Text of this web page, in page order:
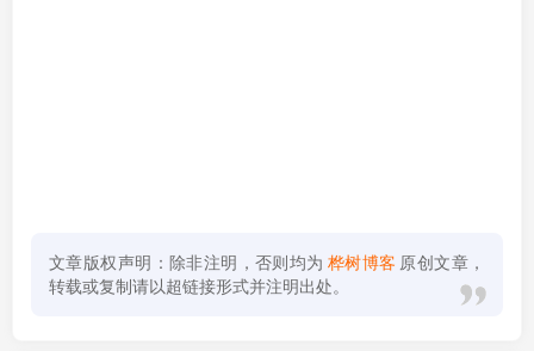
文章版权声明：除非注明，否则均为 桦树博客 原创文章，
转载或复制请以超链接形式并注明出处。